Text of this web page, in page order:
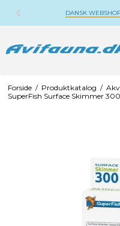
DANSK
Forside / Produktkatalog /
SuperFish Surface Skimmer